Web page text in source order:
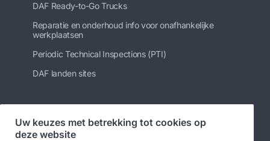
DAF Ready-to-Go Trucks
Reparatie en onderhoud info voor onafhankelijke
werkplaatsen
Periodic Technical Inspections (PTI)
DAF landen sites
Volg ons
Uw keuzes met betrekking tot cookies op
deze website